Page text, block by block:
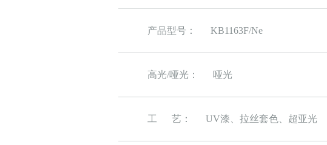
产品型号： KB1163F/Ne
高光/哑光： 哑光
工 艺： UV漆、拉丝套色、超亚光